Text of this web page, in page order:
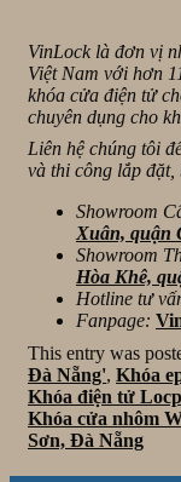
VinLock là đơn vị
Việt Nam với hơn
khóa cửa điện tử
chuyên dụng cho
Liên hệ chúng tôi
và thi công lắp đặt,
Showroom
Xuân, quận
Showroom
Hòa Khê,
Hotline tư
Fanpage:
This entry was
Đà Nẵng', Khóa
Khóa điện tử
Khóa cửa nhôm
Sơn, Đà Nẵng